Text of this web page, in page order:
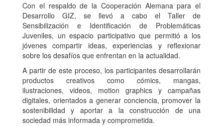
Con el respaldo de la Cooperación Alemana para el
Desarrollo GIZ, se llevó a cabo el Taller de
Sensibilización e Identificación de Problemáticas
Juveniles, un espacio participativo que permitió a los
jóvenes compartir ideas, experiencias y reflexionar
sobre los desafíos que enfrentan en la actualidad.
A partir de este proceso, los participantes desarrollarán
productos creativos como cómics, mangas,
ilustraciones, videos, motion graphics y campañas
digitales, orientados a generar conciencia, promover la
sostenibilidad y aportar a la construcción de una
sociedad más informada y comprometida.